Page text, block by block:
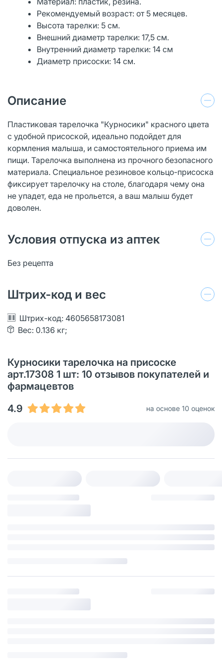
Рекомендуемый возраст: от 5 месяцев.
Высота тарелки: 5 см.
Внешний диаметр тарелки: 17,5 см.
Внутренний диаметр тарелки: 14 см
Диаметр присоски: 14 см.
Описание
Пластиковая тарелочка "Курносики" красного цвета
с удобной присоской, идеально подойдет для
кормления малыша, и самостоятельного приема им
пищи. Тарелочка выполнена из прочного безопасного
материала. Специальное резиновое кольцо-присоска
фиксирует тарелочку на столе, благодаря чему она
не упадет, еда не прольется, а ваш малыш будет
доволен.
Условия отпуска из аптек
Без рецепта
Штрих-код и вес
Штрих-код: 4605658173081
Вес: 0.136 кг;
Курносики тарелочка на присоске
арт.17308 1 шт: 10 отзывов покупателей и
фармацевтов
4.9
на основе 10 оценок